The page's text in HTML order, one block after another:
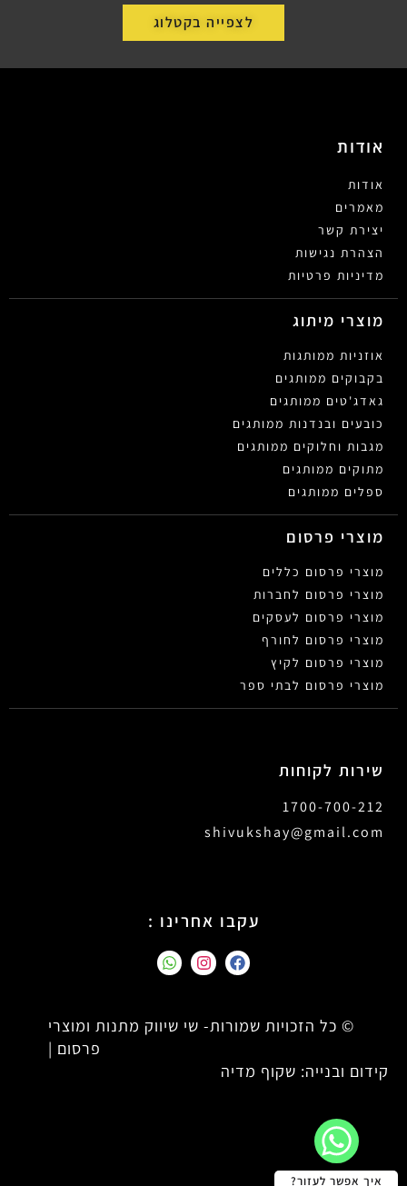
לצפייה בקטלוג
אודות
אודות
מאמרים
יצירת קשר
הצהרת נגישות
מדיניות פרטיות
מוצרי מיתוג
אוזניות ממותגות
בקבוקים ממותגים
גאדג'טים ממותגים
כובעים ובנדנות ממותגים
מגבות וחלוקים ממותגים
מתוקים ממותגים
ספלים ממותגים
מוצרי פרסום
מוצרי פרסום כללים
מוצרי פרסום לחברות
מוצרי פרסום לעסקים
מוצרי פרסום לחורף
מוצרי פרסום לקיץ
מוצרי פרסום לבתי ספר
שירות לקוחות
1700-700-212
shivukshay@gmail.com
עקבו אחרינו :
© כל הזכויות שמורות- שי שיווק מתנות ומוצרי
פרסום |
קידום ובנייה: שקוף מדיה
איך אפשר לעזור?